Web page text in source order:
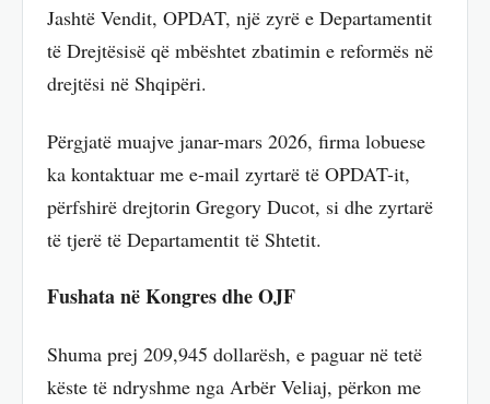
Jashtë Vendit, OPDAT, një zyrë e Departamentit
të Drejtësisë që mbështet zbatimin e reformës në
drejtësi në Shqipëri.
Përgjatë muajve janar-mars 2026, firma lobuese
ka kontaktuar me e-mail zyrtarë të OPDAT-it,
përfshirë drejtorin Gregory Ducot, si dhe zyrtarë
të tjerë të Departamentit të Shtetit.
Fushata në Kongres dhe OJF
Shuma prej 209,945 dollarësh, e paguar në tetë
këste të ndryshme nga Arbër Veliaj, përkon me